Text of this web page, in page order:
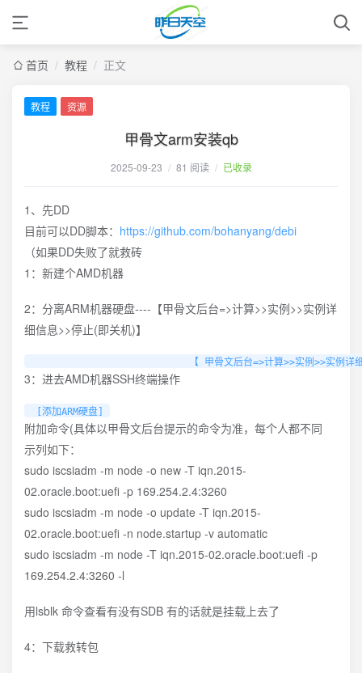
首页 / 教程 / 正文
教程 资源
甲骨文arm安装qb
2025-09-23 / 81 阅读 / 已收录
1、先DD
目前可以DD脚本： https://github.com/bohanyang/debi
（如果DD失败了就救砖
1：新建个AMD机器
2：分离ARM机器硬盘----【甲骨文后台=>计算>>实例>>实例详
细信息>>停止(即关机)】
【 甲骨文后台=>计算>>实例>>实例详
3：进去AMD机器SSH终端操作
[添加ARM硬盘]
附加命令(具体以甲骨文后台提示的命令为准，每个人都不同
示列如下：
sudo iscsiadm -m node -o new -T iqn.2015-
02.oracle.boot:uefi -p 169.254.2.4:3260
sudo iscsiadm -m node -o update -T iqn.2015-
02.oracle.boot:uefi -n node.startup -v automatic
sudo iscsiadm -m node -T iqn.2015-02.oracle.boot:uefi -p
169.254.2.4:3260 -l
用lsblk 命令查看有没有SDB 有的话就是挂载上去了
4：下载救转包